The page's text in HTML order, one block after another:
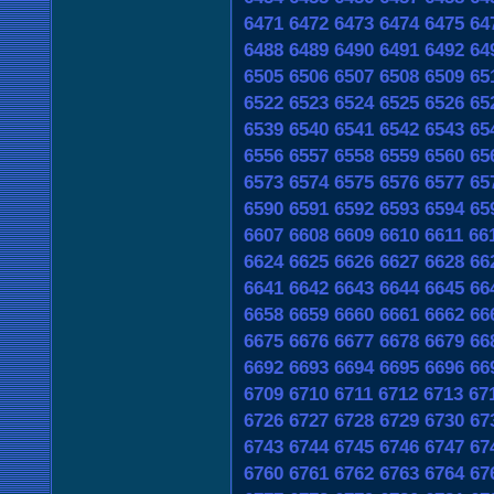
6471 6472 6473 6474 6475
6488 6489 6490 6491 6492
6505 6506 6507 6508 6509
6522 6523 6524 6525 6526
6539 6540 6541 6542 6543
6556 6557 6558 6559 6560
6573 6574 6575 6576 6577
6590 6591 6592 6593 6594
6607 6608 6609 6610 6611
6624 6625 6626 6627 6628
6641 6642 6643 6644 6645
6658 6659 6660 6661 6662
6675 6676 6677 6678 6679
6692 6693 6694 6695 6696
6709 6710 6711 6712 6713
6726 6727 6728 6729 6730
6743 6744 6745 6746 6747
6760 6761 6762 6763 6764